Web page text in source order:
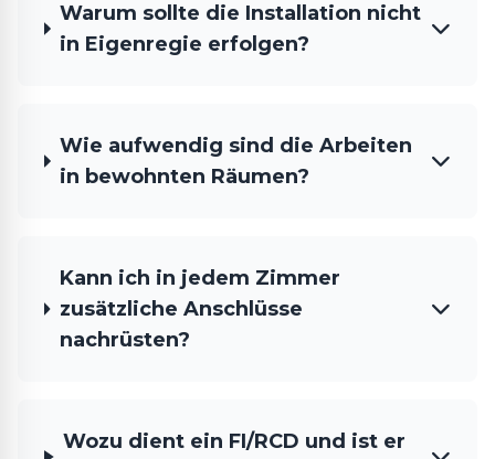
Warum sollte die Installation nicht
in Eigenregie erfolgen?
Wie aufwendig sind die Arbeiten
in bewohnten Räumen?
Kann ich in jedem Zimmer
zusätzliche Anschlüsse
nachrüsten?
Wozu dient ein FI/RCD und ist er